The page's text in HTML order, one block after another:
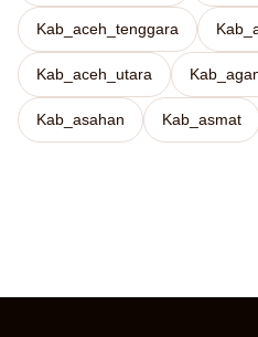
Kab_aceh_tenggara
Kab_aceh_utara
Kab_asahan Kab_asmat